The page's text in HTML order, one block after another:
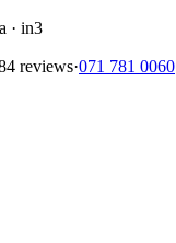
· in3
reviews·071 781 0060